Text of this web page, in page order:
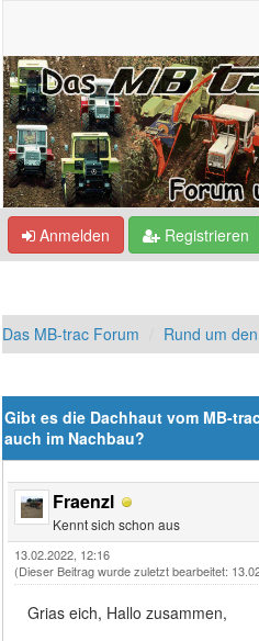
Anmelden Registrieren
Das MB-trac Forum Rund um
Gibt es die Dachhaut vom MB-
auch im Nachbau?
Fraenzl
Kennt sich schon aus
13.02.2022, 12:16
(Dieser Beitrag wurde zuletzt bearbeitet:
Grias eich, Hallo zusammen,